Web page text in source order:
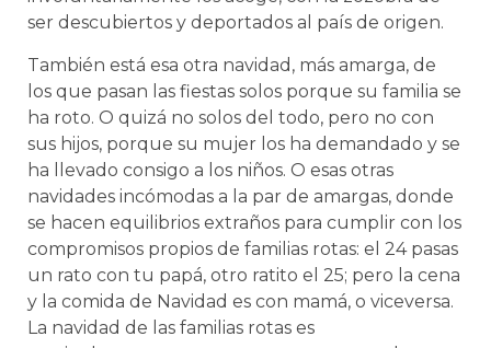
ser descubiertos y deportados al país de origen.
También está esa otra navidad, más amarga, de
los que pasan las fiestas solos porque su familia se
ha roto. O quizá no solos del todo, pero no con
sus hijos, porque su mujer los ha demandado y se
ha llevado consigo a los niños. O esas otras
navidades incómodas a la par de amargas, donde
se hacen equilibrios extraños para cumplir con los
compromisos propios de familias rotas: el 24 pasas
un rato con tu papá, otro ratito el 25; pero la cena
y la comida de Navidad es con mamá, o viceversa.
La navidad de las familias rotas es